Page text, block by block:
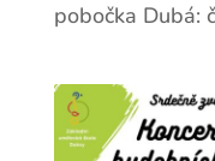
pobočka Dubá: